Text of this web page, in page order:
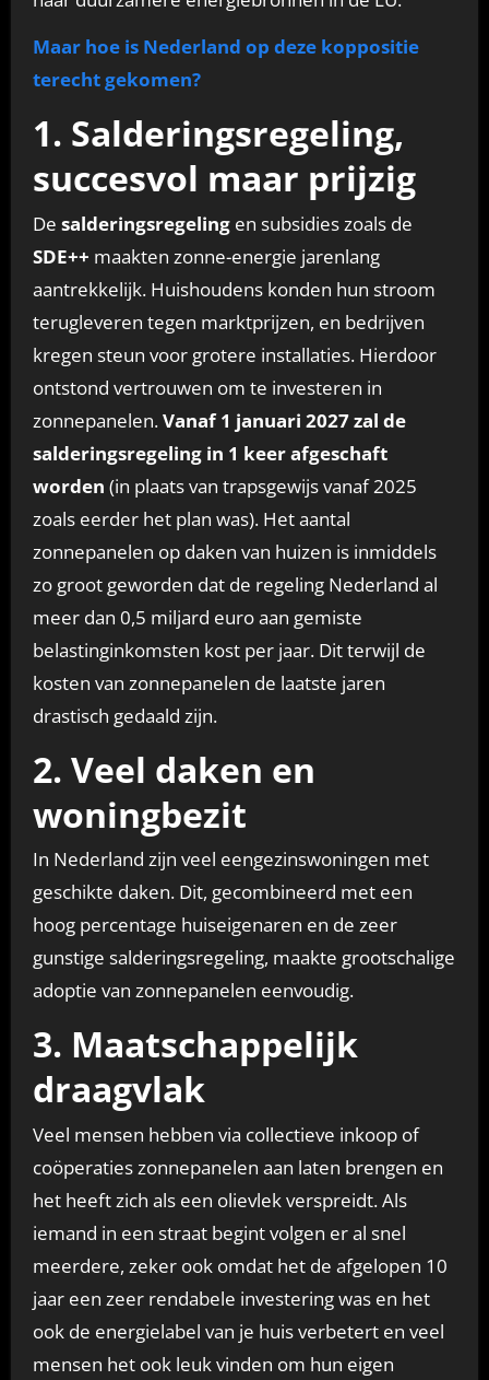
Maar hoe is Nederland op deze koppositie
terecht gekomen?
1. Salderingsregeling,
succesvol maar prijzig
De salderingsregelingen subsidies zoals de
SDE++ maakten zonne-energie jarenlang
aantrekkelijk. Huishoudens konden hun stroom
terugleveren tegen marktprijzen, en bedrijven
kregen steun voor grotere installaties. Hierdoor
ontstond vertrouwen om te investeren in
zonnepanelen.Vanaf 1 januari 2027 zal de
salderingsregeling in 1 keer afgeschaft
worden (in plaats van trapsgewijs vanaf 2025
zoals eerder het plan was). Het aantal
zonnepanelen op daken van huizen is inmiddels
zo groot geworden dat de regeling Nederland al
meer dan 0,5 miljard euro aan gemiste
belastinginkomsten kost per jaar. Dit terwijl de
kosten van zonnepanelen de laatste jaren
drastisch gedaald zijn.
2. Veel daken en
woningbezit
In Nederland zijn veel eengezinswoningen met
geschikte daken. Dit, gecombineerd met een
hoog percentage huiseigenaren en de zeer
gunstige salderingsregeling, maakte grootschalige
adoptie van zonnepanelen eenvoudig.
3. Maatschappelijk
draagvlak
Veel mensen hebben via collectieve inkoop of
coöperaties zonnepanelen aan laten brengen en
het heeft zich als een olievlek verspreidt. Als
iemand in een straat begint volgen er al snel
meerdere, zeker ook omdat het de afgelopen 10
jaar een zeer rendabele investering was en het
ook de energielabel van je huis verbetert en veel
mensen het ook leuk vinden om hun eigen